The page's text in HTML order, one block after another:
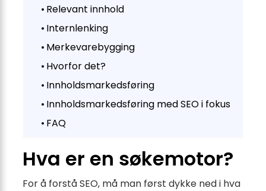
Relevant innhold
Internlenking
Merkevarebygging
Hvorfor det?
Innholdsmarkedsføring
Innholdsmarkedsføring med SEO i fokus
FAQ
Hva er en søkemotor?
For å forstå SEO, må man først dykke ned i hva